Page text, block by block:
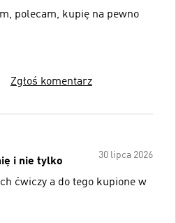
polecam, kupię na pewno
Zgłoś komentarz
30 lipca 2026
i nie tylko
ćwiczy a do tego kupione w